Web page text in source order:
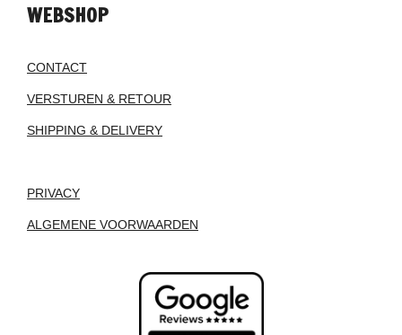
WEBSHOP
CONTACT
VERSTUREN & RETOUR
SHIPPING & DELIVERY
PRIVACY
ALGEMENE VOORWAARDEN